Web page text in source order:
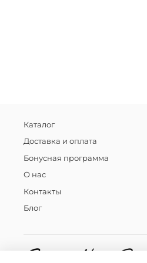
Каталог
Доставка и оплата
Бонусная программа
О нас
Контакты
Блог